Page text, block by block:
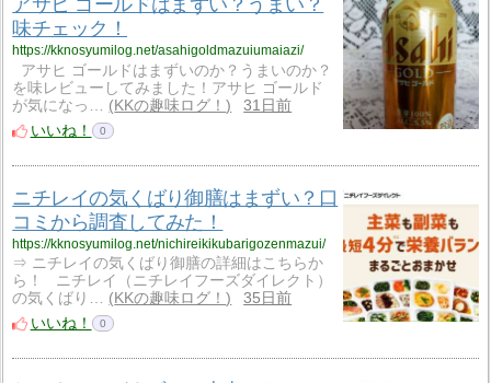
アサヒ ゴールドはまずい？うまい？
味チェック！
https://kknosyumilog.net/asahigoldmazuiumaiazi/
アサヒ ゴールドはまずいのか？うまいのか？
を味レビューしてみました！アサヒ ゴールド
が気になっ…
KKの趣味ログ！
31日前
いいね！
0
ニチレイの気くばり御膳はまずい？口
コミから調査してみた！
https://kknosyumilog.net/nichireikikubarigozenmazui/
⇒ ニチレイの気くばり御膳の詳細はこちらか
ら！ ニチレイ（ニチレイフーズダイレクト）
の気くばり…
KKの趣味ログ！
35日前
いいね！
0